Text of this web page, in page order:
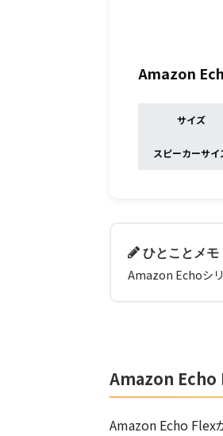
Amazon
サイズ
スピーカーサイ
ひとことメモ
Amazon Echoシ
Amazon Echo
Amazon Echo Flex